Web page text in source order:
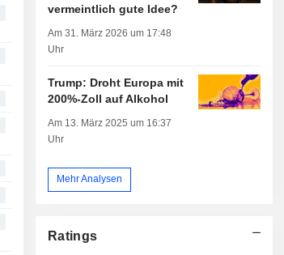
vermeintlich gute Idee?
Am 31. März 2026 um 17:48
Uhr
Trump: Droht Europa mit
200%-Zoll auf Alkohol
Am 13. März 2025 um 16:37
Uhr
Mehr Analysen
Ratings